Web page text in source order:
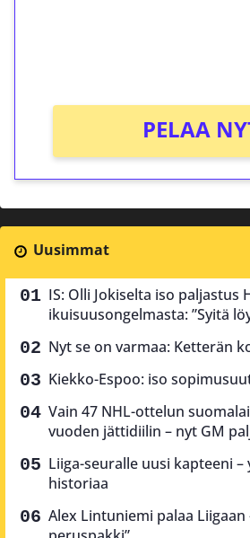
PELAA
Uusimmat
IS: Olli Jokiselta iso paljastus
ikuisuusongelmasta: ”Syitä
Nyt se on varmaa: Ketterän
Kiekko-Espoo: iso
Vain 47 NHL-ottelun
vuoden jättidiilin – nyt GM
Liiga-seuralle uusi kapteeni
historiaa
Alex Lintuniemi palaa Liigaan